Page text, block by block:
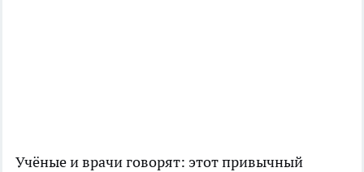
Учёные и врачи говорят: этот привычный